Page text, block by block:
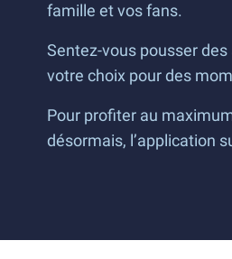
famille et vos fans.
Sentez-vous pousser
votre choix pour des
Pour profiter au
désormais, l’application